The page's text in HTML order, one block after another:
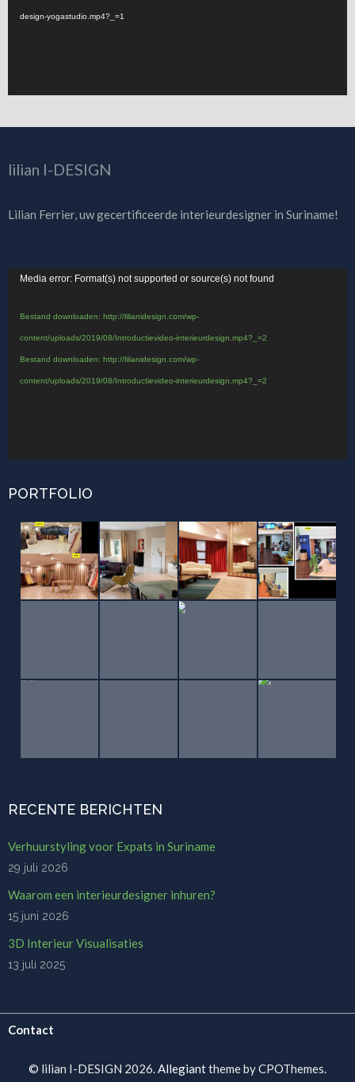
design-yogastudio.mp4?_=1
lilian I-DESIGN
Lilian Ferrier, uw gecertificeerde interieurdesigner in Suriname!
Videospeler
Media error: Format(s) not supported or source(s) not found
Bestand downloaden: http://lilianidesign.com/wp-
content/uploads/2019/08/Introductievideo-interieurdesign.mp4?_=2
Bestand downloaden: http://lilianidesign.com/wp-
content/uploads/2019/08/Introductievideo-interieurdesign.mp4?_=2
PORTFOLIO
RECENTE BERICHTEN
Verhuurstyling voor Expats in Suriname
29 juli 2026
Waarom een interieurdesigner inhuren?
15 juni 2026
3D Interieur Visualisaties
13 juli 2025
Contact
© lilian I-DESIGN 2026.Allegianttheme by CPOThemes.